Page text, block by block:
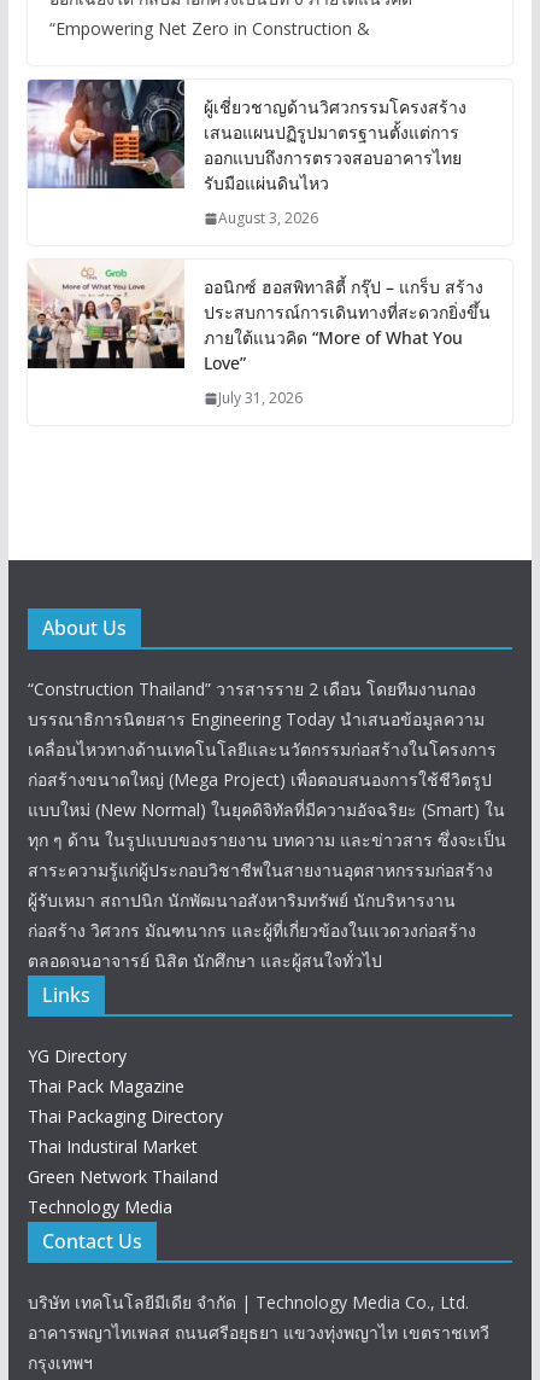
“Empowering Net Zero in Construction &
ผู้เชี่ยวชาญด้านวิศวกรรมโครงสร้าง
เสนอแผนปฏิรูปมาตรฐานตั้งแต่การ
ออกแบบถึงการตรวจสอบอาคารไทย
รับมือแผ่นดินไหว
August 3, 2026
ออนิกซ์ ฮอสพิทาลิตี้ กรุ๊ป – แกร็บ สร้าง
ประสบการณ์การเดินทางที่สะดวกยิ่งขึ้น
ภายใต้แนวคิด “More of What You
Love”
July 31, 2026
About Us
“Construction Thailand” วารสารราย 2 เดือน โดยทีมงานกอง
บรรณาธิการนิตยสาร Engineering Today นำเสนอข้อมูลความ
เคลื่อนไหวทางด้านเทคโนโลยีและนวัตกรรมก่อสร้างในโครงการ
ก่อสร้างขนาดใหญ่ (Mega Project) เพื่อตอบสนองการใช้ชีวิตรูป
แบบใหม่ (New Normal) ในยุคดิจิทัลที่มีความอัจฉริยะ (Smart) ใน
ทุก ๆ ด้าน ในรูปแบบของรายงาน บทความ และข่าวสาร ซึ่งจะเป็น
สาระความรู้แก่ผู้ประกอบวิชาชีพในสายงานอุตสาหกรรมก่อสร้าง
ผู้รับเหมา สถาปนิก นักพัฒนาอสังหาริมทรัพย์ นักบริหารงาน
ก่อสร้าง วิศวกร มัณฑนากร และผู้ที่เกี่ยวข้องในแวดวงก่อสร้าง
ตลอดจนอาจารย์ นิสิต นักศึกษา และผู้สนใจทั่วไป
Links
YG Directory
Thai Pack Magazine
Thai Packaging Directory
Thai Industiral Market
Green Network Thailand
Technology Media
Contact Us
บริษัท เทคโนโลยีมีเดีย จำกัด | Technology Media Co., Ltd.
อาคารพญาไทเพลส ถนนศรีอยุธยา แขวงทุ่งพญาไท เขตราชเทวี
กรุงเทพฯ